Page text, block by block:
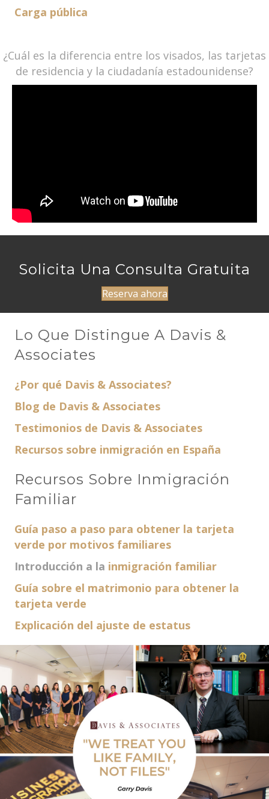
Carga pública
¿Cuál es la diferencia entre los visados, las tarjetas
de residencia y la ciudadanía estadounidense?
Solicita Una Consulta Gratuita
Reserva ahora
Lo Que Distingue A Davis &
Associates
¿Por qué Davis & Associates?
Blog de Davis & Associates
Testimonios de Davis & Associates
Recursos sobre inmigración en España
Recursos Sobre Inmigración
Familiar
Guía paso a paso para obtener la tarjeta
verde por motivos familiares
Introducción a la inmigración familiar
Guía sobre el matrimonio para obtener la
tarjeta verde
Explicación del ajuste de estatus